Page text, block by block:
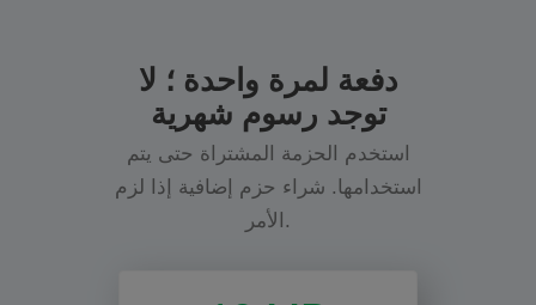
دفعة لمرة واحدة ؛ لا
توجد رسوم شهرية
استخدم الحزمة المشتراة حتى يتم
استخدامها. شراء حزم إضافية إذا لزم
الأمر.